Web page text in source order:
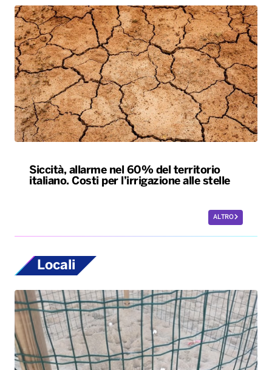
Siccità, allarme nel 60% del territorio
italiano. Costi per l’irrigazione alle stelle
ALTRO
Locali